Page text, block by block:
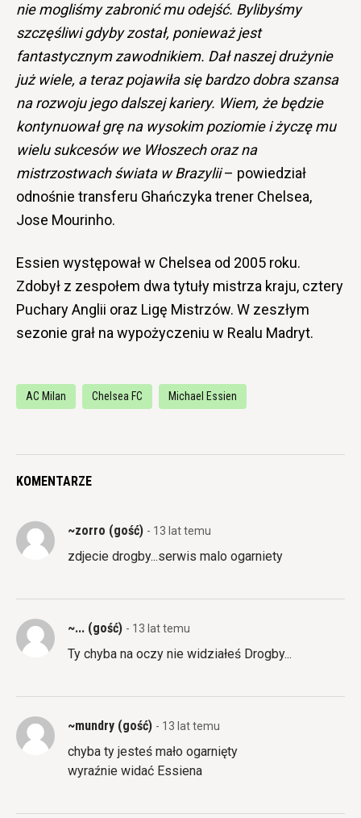
nie mogliśmy zabronić mu odejść. Bylibyśmy
szczęśliwi gdyby został, ponieważ jest
fantastycznym zawodnikiem. Dał naszej drużynie
już wiele, a teraz pojawiła się bardzo dobra szansa
na rozwoju jego dalszej kariery. Wiem, że będzie
kontynuował grę na wysokim poziomie i życzę mu
wielu sukcesów we Włoszech oraz na
mistrzostwach świata w Brazylii– powiedział
odnośnie transferu Ghańczyka trener Chelsea,
Jose Mourinho.
Essien występował w Chelsea od 2005 roku.
Zdobył z zespołem dwa tytuły mistrza kraju, cztery
Puchary Anglii oraz Ligę Mistrzów. W zeszłym
sezonie grał na wypożyczeniu w Realu Madryt.
AC Milan Chelsea FC Michael Essien
KOMENTARZE
~zorro (gość) - 13 lat temu
zdjecie drogby...serwis malo ogarniety
~... (gość) - 13 lat temu
Ty chyba na oczy nie widziałeś Drogby...
~mundry (gość) - 13 lat temu
chyba ty jesteś mało ogarnięty
wyraźnie widać Essiena